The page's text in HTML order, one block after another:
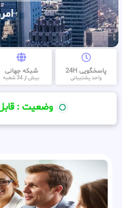
پاسخگویی 24H
واحد پشتیبانی
شبکه جهانی
بیش از 34 شعبه
وضعیت : قابل